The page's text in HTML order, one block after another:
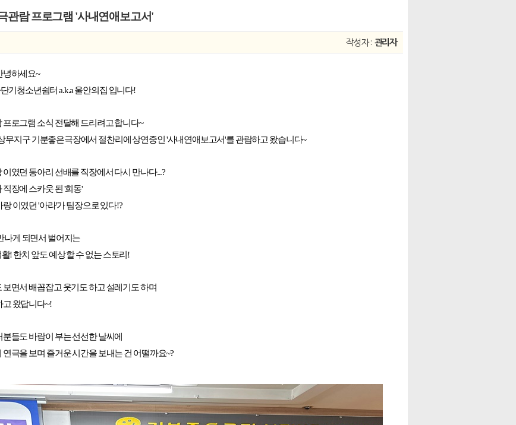
관람 프로그램 '사내연애보고서'
작성자 : 관리자
녕하세요~
기청소년쉼터a.k.a울안의집 입니다!
프로그램 소식 전달해 드리려고 합니다~
무지구 기분좋은극장에서 절찬리에 상연중인 '사내연애보고서'를 관람하고 왔습니다~
였던 동아리 선배를 직장에서 다시 만나다...?
장에 스카웃 된 '희동'
이였던 '아라'가 팀장으로 있다!?
나게 되면서 벌어지는
! 한치 앞도 예상 할 수 없는 스토리!
보면서 배꼽잡고 웃기도 하고 설레기도 하며
고 왔답니다~!
들도 바람이 부는 선선한 날씨에
극을 보며 즐거운 시간을 보내는 건 어떨까요~?